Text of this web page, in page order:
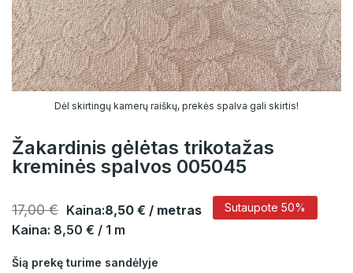
Dėl skirtingų kamerų raiškų, prekės spalva gali skirtis!
Žakardinis gėlėtas trikotažas
kreminės spalvos 005045
17,00 € Kaina:8,50 € / metras Sutaupote 50%
Kaina: 8,50 € / 1 m
Šią prekę turime sandėlyje